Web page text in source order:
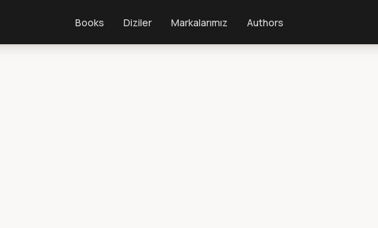
Books Diziler Markalarımız Authors